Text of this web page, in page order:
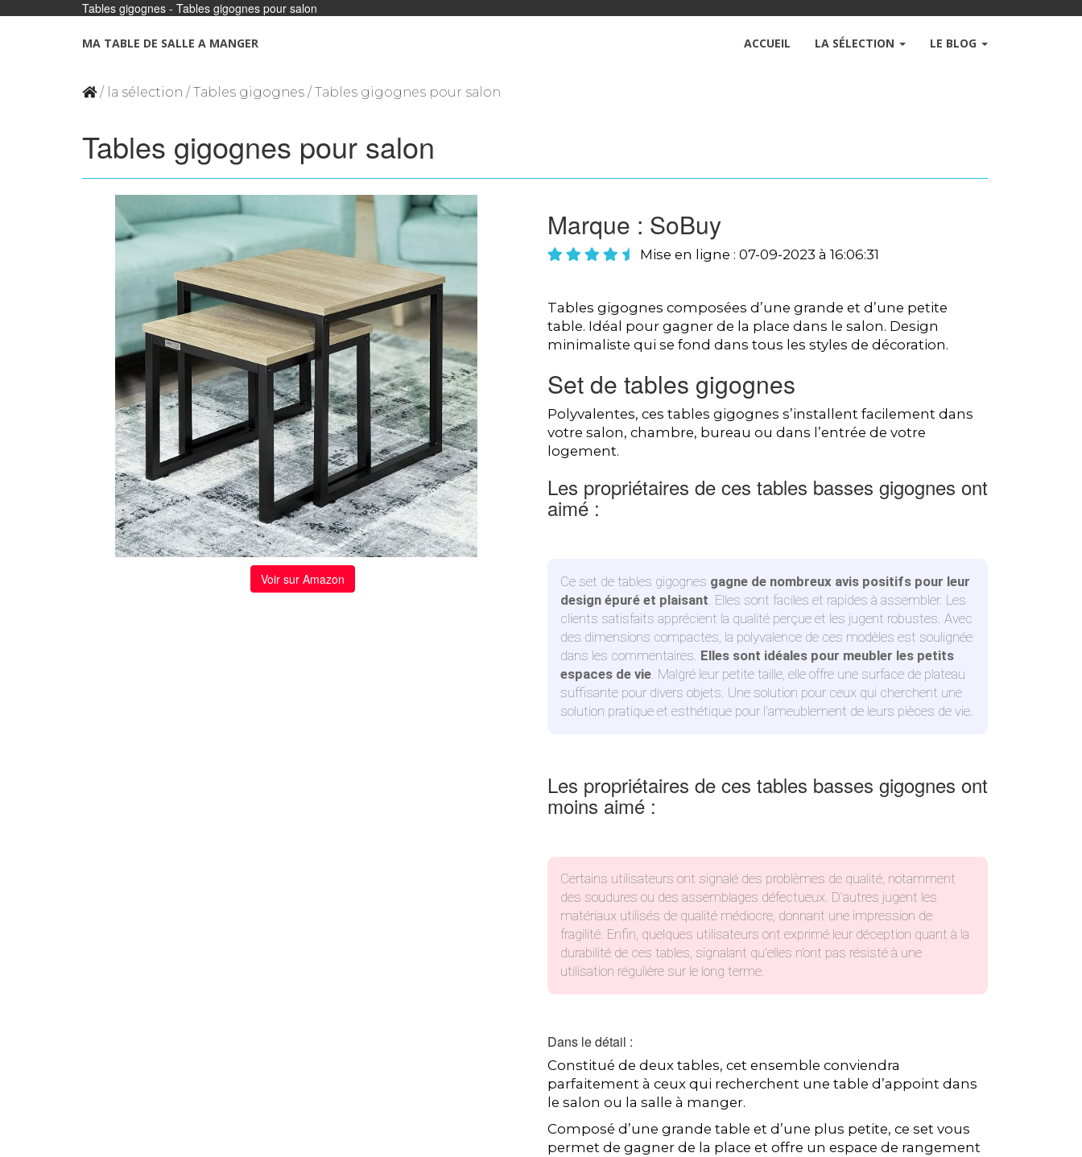
Tables gigognes - Tables gigognes pour salon
MA TABLE DE SALLE A MANGER ACCUEIL LA SÉLECTION LE BLOG
/ la sélection / Tables gigognes / Tables gigognes pour salon
Tables gigognes pour salon
Voir sur Amazon
Marque : SoBuy
Mise en ligne : 07-09-2023 à 16:06:31
Tables gigognes composées d’une grande et d’une petite
table. Idéal pour gagner de la place dans le salon. Design
minimaliste qui se fond dans tous les styles de décoration.
Set de tables gigognes
Polyvalentes, ces tables gigognes s’installent facilement dans
votre salon, chambre, bureau ou dans l’entrée de votre
logement.
Les propriétaires de ces tables basses gigognes ont
aimé :
Ce set de tables gigognes gagne de nombreux avis positifs pour leur
design épuré et plaisant . Elles sont faciles et rapides à assembler. Les
clients satisfaits apprécient la qualité perçue et les jugent robustes. Avec
des dimensions compactes, la polyvalence de ces modèles est soulignée
dans les commentaires. Elles sont idéales pour meubler les petits
espaces de vie . Malgré leur petite taille, elle offre une surface de plateau
suffisante pour divers objets. Une solution pour ceux qui cherchent une
solution pratique et esthétique pour l’ameublement de leurs pièces de vie.
Les propriétaires de ces tables basses gigognes ont
moins aimé :
Certains utilisateurs ont signalé des problèmes de qualité, notamment
des soudures ou des assemblages défectueux. D’autres jugent les
matériaux utilisés de qualité médiocre, donnant une impression de
fragilité. Enfin, quelques utilisateurs ont exprimé leur déception quant à la
durabilité de ces tables, signalant qu'elles n'ont pas résisté à une
utilisation régulière sur le long terme.
Dans le détail :
Constitué de deux tables, cet ensemble conviendra
parfaitement à ceux qui recherchent une table d’appoint dans
le salon ou la salle à manger.
Composé d’une grande table et d’une plus petite, ce set vous
permet de gagner de la place et offre un espace de rangement
Panneau de gestion des cookies